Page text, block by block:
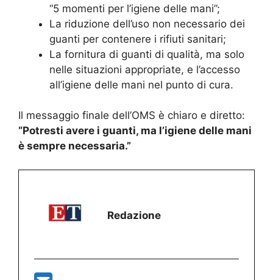
“5 momenti per l’igiene delle mani”;
La riduzione dell’uso non necessario dei
guanti per contenere i rifiuti sanitari;
La fornitura di guanti di qualità, ma solo
nelle situazioni appropriate, e l’accesso
all’igiene delle mani nel punto di cura.
Il messaggio finale dell’OMS è chiaro e diretto:
“Potresti avere i guanti, ma l’igiene delle mani
è sempre necessaria.”
Redazione